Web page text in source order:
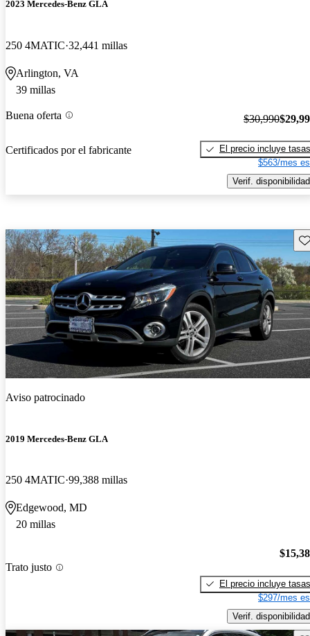
2023 Mercedes-Benz GLA
250 4MATIC 32,441 millas
Arlington, VA
39 millas
Buena oferta
Certificados por el fabricante
$30,990
El precio incluye tasas
$563/mes
Verif. disponibilidad
Aviso patrocinado
2019 Mercedes-Benz GLA
250 4MATIC 99,388 millas
Edgewood, MD
20 millas
Trato justo
El precio incluye tasas
$297/mes
Verif. disponibilidad